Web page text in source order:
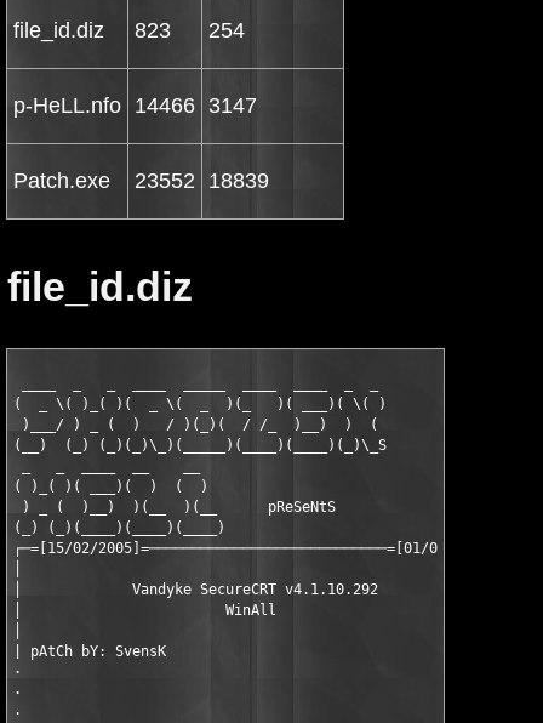
file_id.diz 823 254
p-HeLL.nfo 14466 3147
Patch.exe 23552 18839
file_id.diz
(  _ \( )_( )(  _ \(  _  )(_   )( ___)( \( )
)___/ ) _ (  )   / )(_)(  / /_  )__)  )  (
(__)  (_) (_)(_)\_)(_____)(____)(____)(_)\_S
( )_( )( ___)(  )  (  )
) _ (  )__)  )(__  )(__      pReSeNtS
(_) (_)(____)(____)(____)
┌─=[15/02/2005]=────────────────────────────=[01/01]=─┐
│             Vandyke SecureCRT v4.1.10.292           │
│                        WinAll                       │
| pAtCh bY: SvensK                                    |
·                                                     ·
·                                                     ·
·